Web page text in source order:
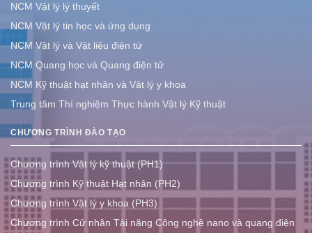
NCM Vật lý lý thuyết
NCM Vật lý tin học và ứng dụng
NCM Vật lý và Vật liệu điện tử
NCM Quang học và Quang điện tử
NCM Kỹ thuật hạt nhân và Vật lý y khoa
Trung tâm Thí nghiệm Thực hành Vật lý Kỹ thuật
CHƯƠNG TRÌNH ĐÀO TẠO
Chương trình Vật lý kỹ thuật (PH1)
Chương trình Kỹ thuật Hạt nhân (PH2)
Chương trình Vật lý y khoa (PH3)
Chương trình Cử nhân Tài năng Công nghệ nano và quang điện